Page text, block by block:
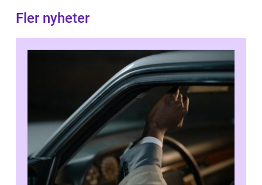
Fler nyheter